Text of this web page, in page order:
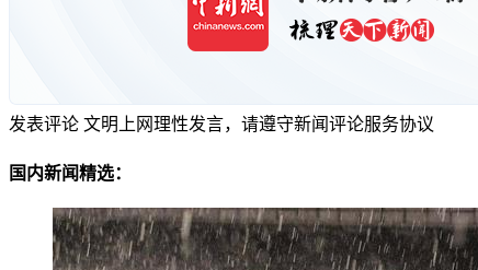
发表评论 文明上网理性发言，请遵守新闻评论服务协议
国内新闻精选：